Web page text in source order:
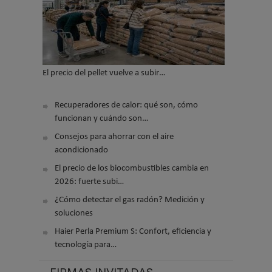
El precio del pellet vuelve a subir…
Recuperadores de calor: qué son, cómo
funcionan y cuándo son…
Consejos para ahorrar con el aire
acondicionado
El precio de los biocombustibles cambia en
2026: fuerte subi…
¿Cómo detectar el gas radón? Medición y
soluciones
Haier Perla Premium S: Confort, eficiencia y
tecnología para…